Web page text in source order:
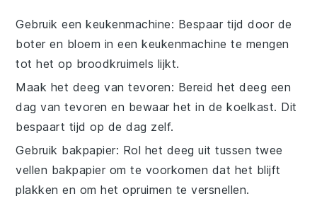
Gebruik een keukenmachine: Bespaar tijd door de
boter en bloem in een keukenmachine te mengen
tot het op broodkruimels lijkt.
Maak het deeg van tevoren: Bereid hetdeeg een
dag van tevoren en bewaar het in de koelkast. Dit
bespaart tijd op de dag zelf.
Gebruik bakpapier: Rol het deeg uit tussen twee
vellen bakpapier om te voorkomen dat het blijft
plakken en om het opruimen te versnellen.